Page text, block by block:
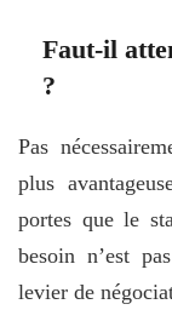
Faut-il
?
Pas
plus
portes que le
besoin n’est
levier de